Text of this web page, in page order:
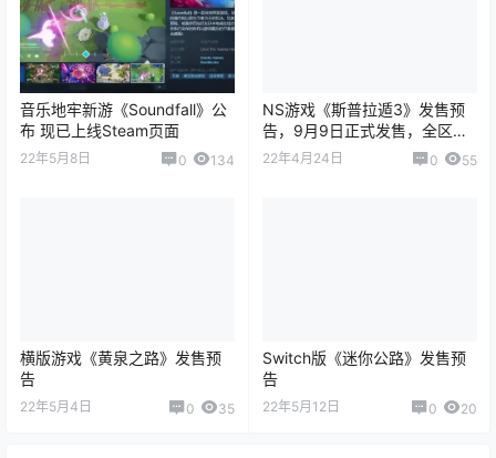
音乐地牢新游《Soundfall》公
布 现已上线Steam页面
22年5月8日 0 134
NS游戏《斯普拉遁3》发售预
告，9月9日正式发售，全区中
文
22年4月24日 0 55
横版游戏《黄泉之路》发售预
告
22年5月4日 0 35
Switch版《迷你公路》发售预
告
22年5月12日 0 20